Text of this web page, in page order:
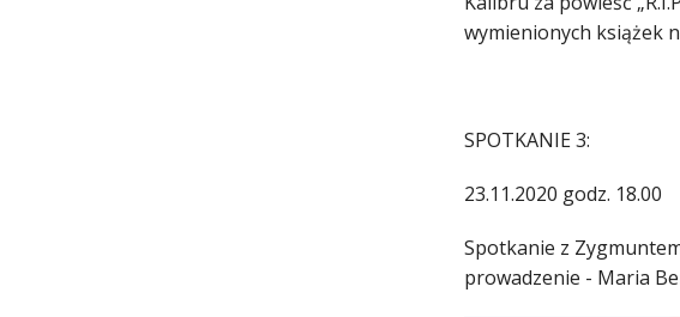
wymienionych książek
SPOTKANIE 3:
23.11.2020 godz. 18.00
Spotkanie z
prowadzenie - Maria